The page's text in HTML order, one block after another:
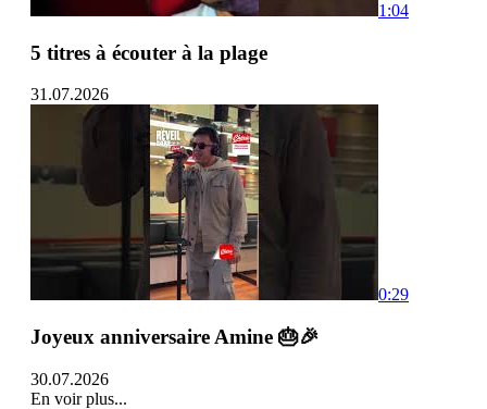
1:04
5 titres à écouter à la plage
31.07.2026
0:29
Joyeux anniversaire Amine 🎂🎉
30.07.2026
En voir plus...